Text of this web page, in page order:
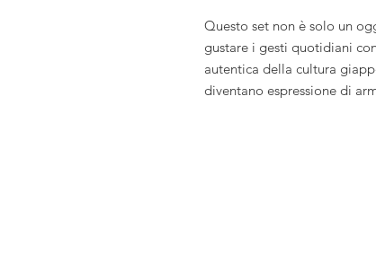
Questo set non è solo un
gustare i gesti quotidiani
autentica della cultura
diventano espressione di